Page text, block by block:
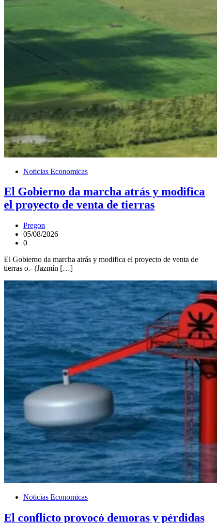
Noticias Economicas
El Gobierno da marcha atrás y modifica
el proyecto de venta de tierras
Pregon
05/08/2026
0
El Gobierno da marcha atrás y modifica el proyecto de venta de
tierras o.- (Jazmín […]
Noticias Economicas
El conflicto provocó demoras y pérdidas